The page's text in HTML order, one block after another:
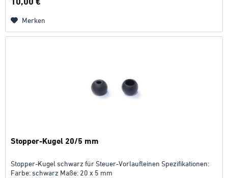
Merken
Stopper-Kugel 20/5 mm
Stopper-Kugel schwarz für Steuer-Vorlaufleinen Spezifikationen:
Farbe: schwarz Maße: 20 x 5 mm